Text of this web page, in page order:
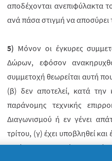
αποδέχονται ανεπιφύλακτα
ανά πάσα στιγμή να
5) Μόνον οι έγκυρες
Δώρων, εφόσον
συμμετοχή θεωρείται αυτή
(β) δεν αποτελεί, κατά την
παράνομης τεχνικής
Διαγωνισμού ή εν γένει
τρίτου, (γ) έχει υποβληθεί
εντός της επιτρεπόμενης